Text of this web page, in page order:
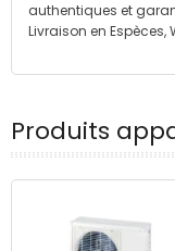
authentiques et
Livraison en Espèces,
Produits